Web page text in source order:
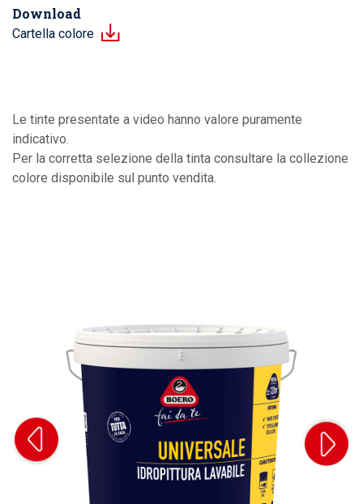
Download
Cartella colore
Le tinte presentate a video hanno valore puramente
indicativo.
Per la corretta selezione della tinta consultare la collezione
colore disponibile sul punto vendita.